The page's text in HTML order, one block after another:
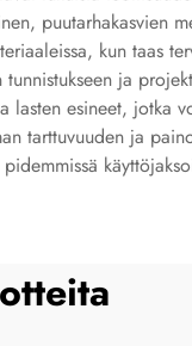
puutarhakasvien
kun taas
ja
esineet, jotka
tarttuvuuden ja